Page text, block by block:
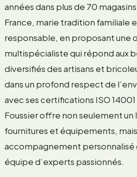
années dans plus de 70
France, marie tradition familiale
responsable, en proposant une
multispécialiste qui répond aux
diversifiés des artisans et
dans un profond respect de
avec ses certifications ISO
Foussier offre non seulement un
fournitures et équipements, mais
accompagnement personnalisé
équipe d’experts passionnés.